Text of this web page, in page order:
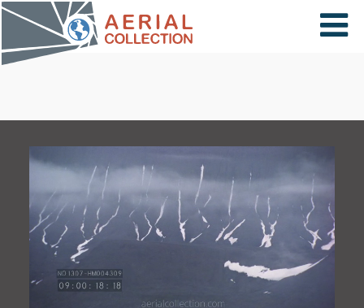
×
PAYS
CARTE
COLLECTIONS